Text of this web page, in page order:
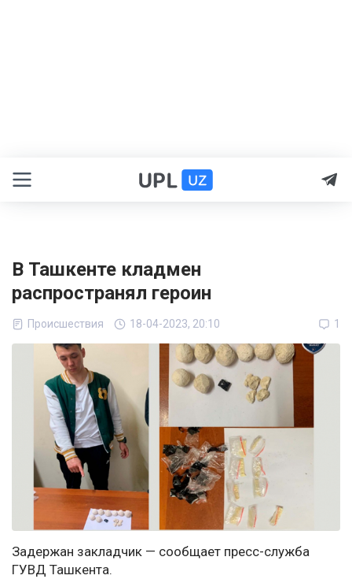
В Ташкенте кладмен
распространял героин
Происшествия 18-04-2023, 20:10 1
Задержан закладчик — сообщает пресс-служба
ГУВД Ташкента.